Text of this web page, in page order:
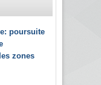
poursuite
zones